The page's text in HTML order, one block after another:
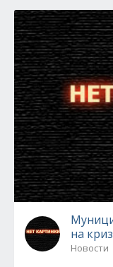
на
Новости